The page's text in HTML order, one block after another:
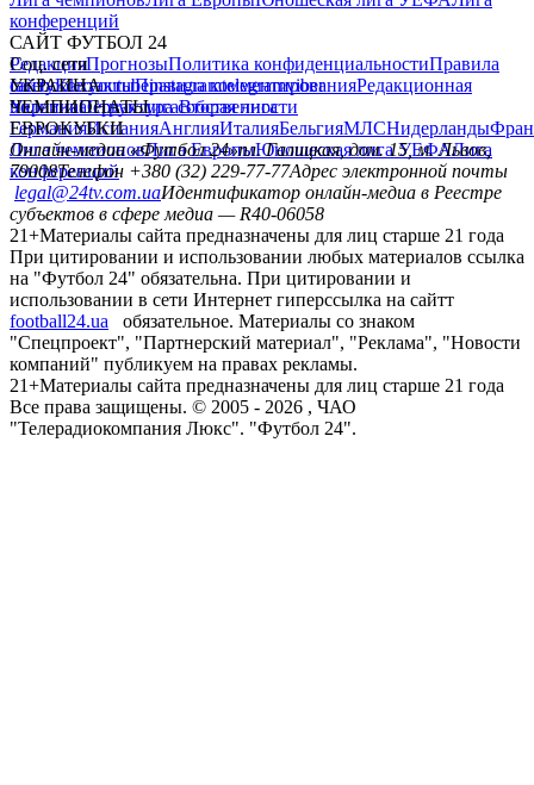
конференций
САЙТ ФУТБОЛ 24
РедакцияПрогнозыПолитика конфиденциальностиПравила
сайтуКонтактыПравила комментированияРедакционная
политикаСтруктура собственности
Соц. сети
facebookxyoutubeinstagramtelegramviber
УКРАИНА
УкраинаПервая лигаВторая лига
ЧЕМПИОНАТЫ
ГерманияИспанияАнглияИталияБельгияМЛСНидерланды
ЕВРОКУБКИ
Лига чемпионовЛига ЕвропыЮношеская лига УЕФАЛига
конференций
Онлайн-медиа «Футбол 24»пл. Галицкая, дом. 15, м. Львов,
79008Телефон +380 (32) 229-77-77Адрес электронной почты
legal@24tv.com.uaИдентификатор онлайн-медиа в Реестре
субъектов в сфере медиа — R40-06058
21+Материалы сайта предназначены для лиц старше 21 года
При цитировании и использовании любых материалов ссылка
на "Футбол 24" обязательна. При цитировании и
использовании в сети Интернет гиперссылка на сайтт
football24.ua
обязательное. Материалы со знаком
"Спецпроект", "Партнерский материал", "Реклама", "Новости
компаний" публикуем на правах рекламы.
21+Материалы сайта предназначены для лиц старше 21 года
Все права защищены. © 2005 - 2026 , ЧАО
"Телерадиокомпания Люкс". "Футбол 24".